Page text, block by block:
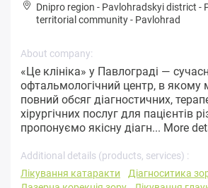
Dnipro region - Pavlohradskyi district -
territorial community- Pavlohrad
About company:
«Це клініка» у Павлограді —
офтальмологічний центр, в
повний обсяг діагностичних,
хірургічних послуг для пацієнтів
пропонуємо якісну діагн... More
Additional details (products, services) :
Лікування катаракти
Діагноситика